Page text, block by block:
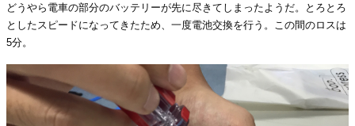
どうやら電車の部分のバッテリーが先に尽きてしまったようだ。とろとろ
としたスピードになってきたため、一度電池交換を行う。この間のロスは
5分。